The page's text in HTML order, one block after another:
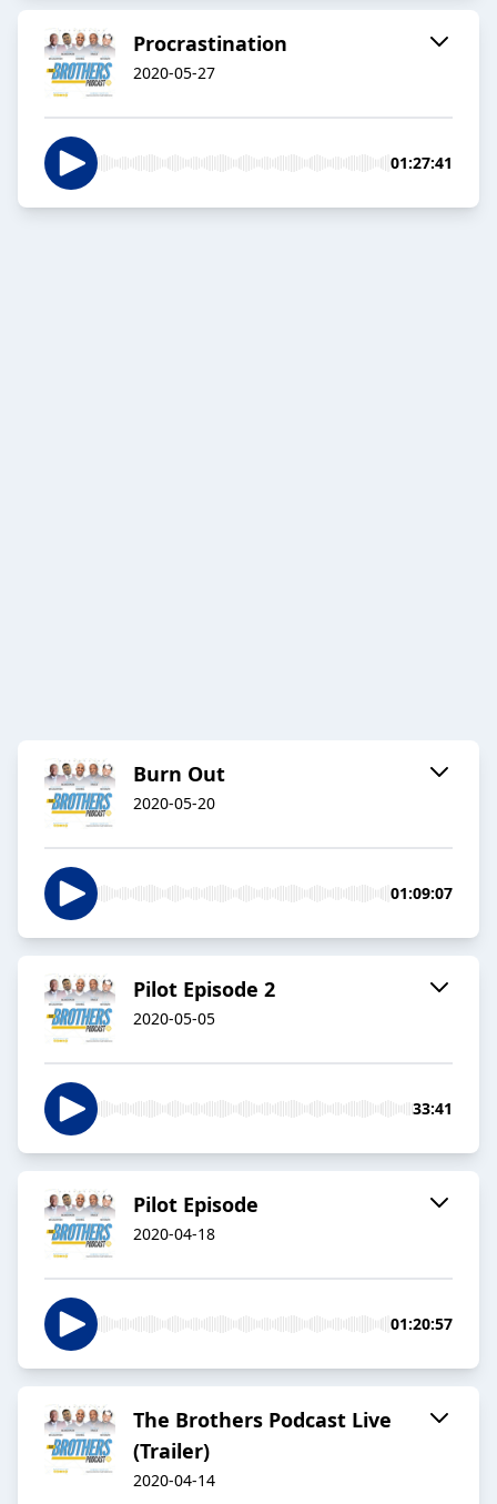
Procrastination
2020-05-27
01:27:41
Burn Out
2020-05-20
01:09:07
Pilot Episode 2
2020-05-05
33:41
Pilot Episode
2020-04-18
01:20:57
The Brothers Podcast Live
(Trailer)
2020-04-14